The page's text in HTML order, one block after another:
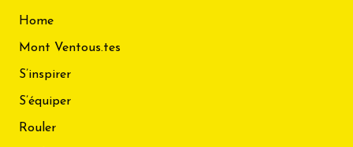
Home
Mont Ventous.tes
S’inspirer
S’équiper
Rouler